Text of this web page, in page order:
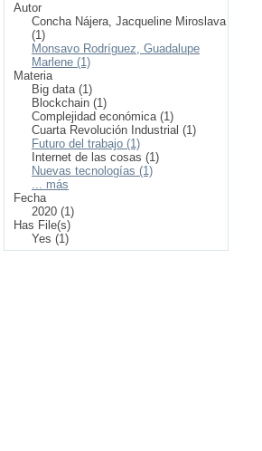
Autor
Concha Nájera, Jacqueline Miroslava
(1)
Monsavo Rodríguez, Guadalupe
Marlene (1)
Materia
Big data (1)
Blockchain (1)
Complejidad económica (1)
Cuarta Revolución Industrial (1)
Futuro del trabajo (1)
Internet de las cosas (1)
Nuevas tecnologías (1)
... más
Fecha
2020 (1)
Has File(s)
Yes (1)